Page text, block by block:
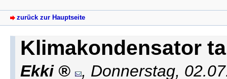
zurück zur Hauptseite
Klimakondensator
Ekki , Donnerstag,